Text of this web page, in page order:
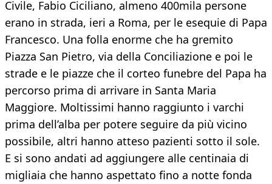
Civile, Fabio Ciciliano, almeno 400mila persone
erano in strada, ieri a Roma, per le esequie di Papa
Francesco. Una folla enorme che ha gremito
Piazza San Pietro, via della Conciliazione e poi le
strade e le piazze che il corteo funebre del Papa ha
percorso prima di arrivare in Santa Maria
Maggiore. Moltissimi hanno raggiunto i varchi
prima dell’alba per potere seguire da più vicino
possibile, altri hanno atteso pazienti sotto il sole.
E si sono andati ad aggiungere alle centinaia di
migliaia che hanno aspettato fino a notte fonda